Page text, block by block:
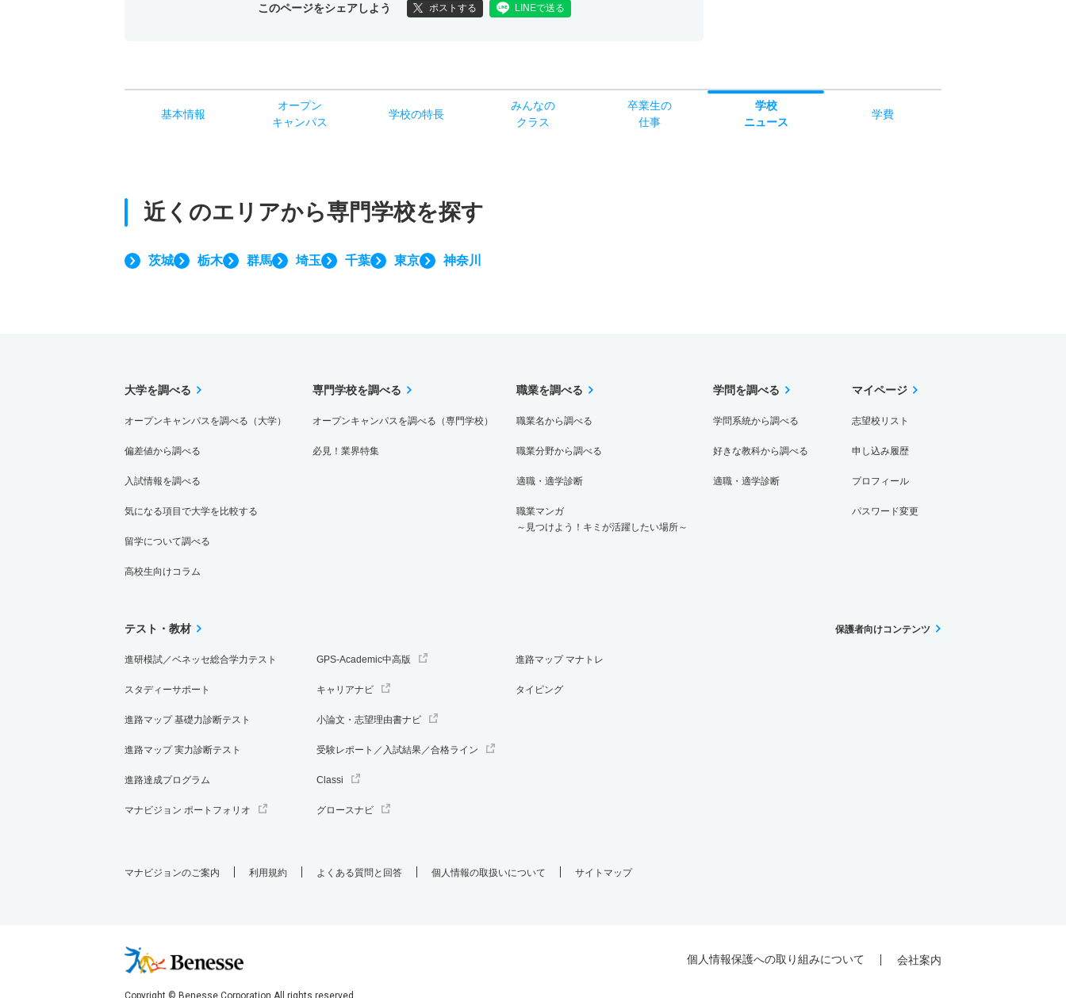
このページをシェアしよう ポストする LINEで送る
基本情報
オープン
キャンパス
学校の特長
みんなの
クラス
卒業生の
仕事
学校
ニュース
学費
近くのエリアから専門学校を探す
茨城 栃木 群馬 埼玉 千葉 東京 神奈川
大学を調べる
オープンキャンパスを調べる（大学）
偏差値から調べる
入試情報を調べる
気になる項目で大学を比較する
留学について調べる
高校生向けコラム
専門学校を調べる
オープンキャンパスを調べる（専門学校）
必見！業界特集
職業を調べる
職業名から調べる
職業分野から調べる
適職・適学診断
職業マンガ
～見つけよう！キミが活躍したい場所～
学問を調べる
学問系統から調べる
好きな教科から調べる
適職・適学診断
マイページ
志望校リスト
申し込み履歴
プロフィール
パスワード変更
テスト・教材
進研模試／ベネッセ総合学力テスト
スタディーサポート
進路マップ 基礎力診断テスト
進路マップ 実力診断テスト
進路達成プログラム
マナビジョン ポートフォリオ
GPS-Academic中高版
キャリアナビ
小論文・志望理由書ナビ
受験レポート／入試結果／合格ライン
Classi
グロースナビ
進路マップ マナトレ
タイピング
保護者向けコンテンツ
マナビジョンのご案内 利用規約 よくある質問と回答 個人情報の取扱いについて サイトマップ
個人情報保護への取り組みについて 会社案内
Copyright © Benesse Corporation All rights reserved.